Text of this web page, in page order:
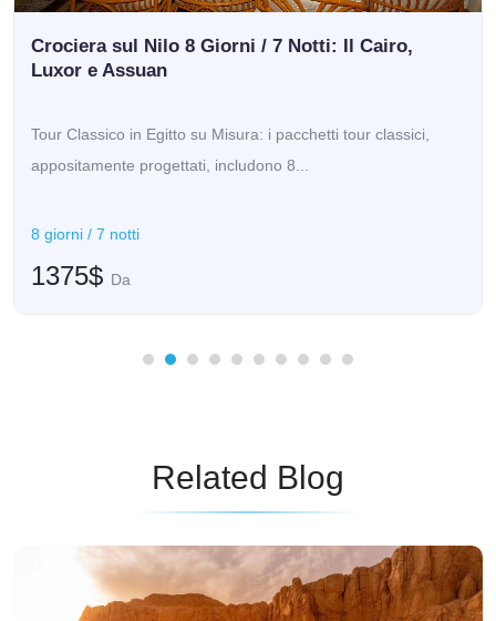
Crociera sul Nilo 8 Giorni / 7 Notti: Il Cairo,
Luxor e Assuan
Tour Classico in Egitto su Misura: i pacchetti tour classici,
appositamente progettati, includono 8...
8 giorni / 7 notti
1375$ Da
Related Blog